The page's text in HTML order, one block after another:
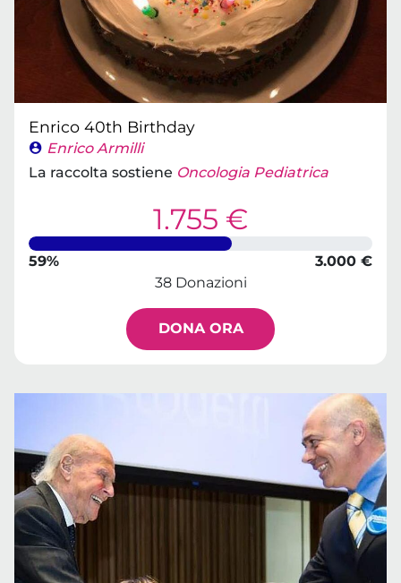
Enrico 40th Birthday
Enrico Armilli
La raccolta sostiene Oncologia Pediatrica
1.755 €
59%
3.000 €
38 Donazioni
DONA ORA